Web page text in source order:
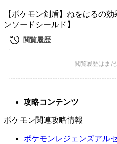
【ポケモン剣盾】ねをはるの
ンソードシールド】
攻略コンテンツ
ポケモン関連攻略情報
ポケモンレジェンズアル